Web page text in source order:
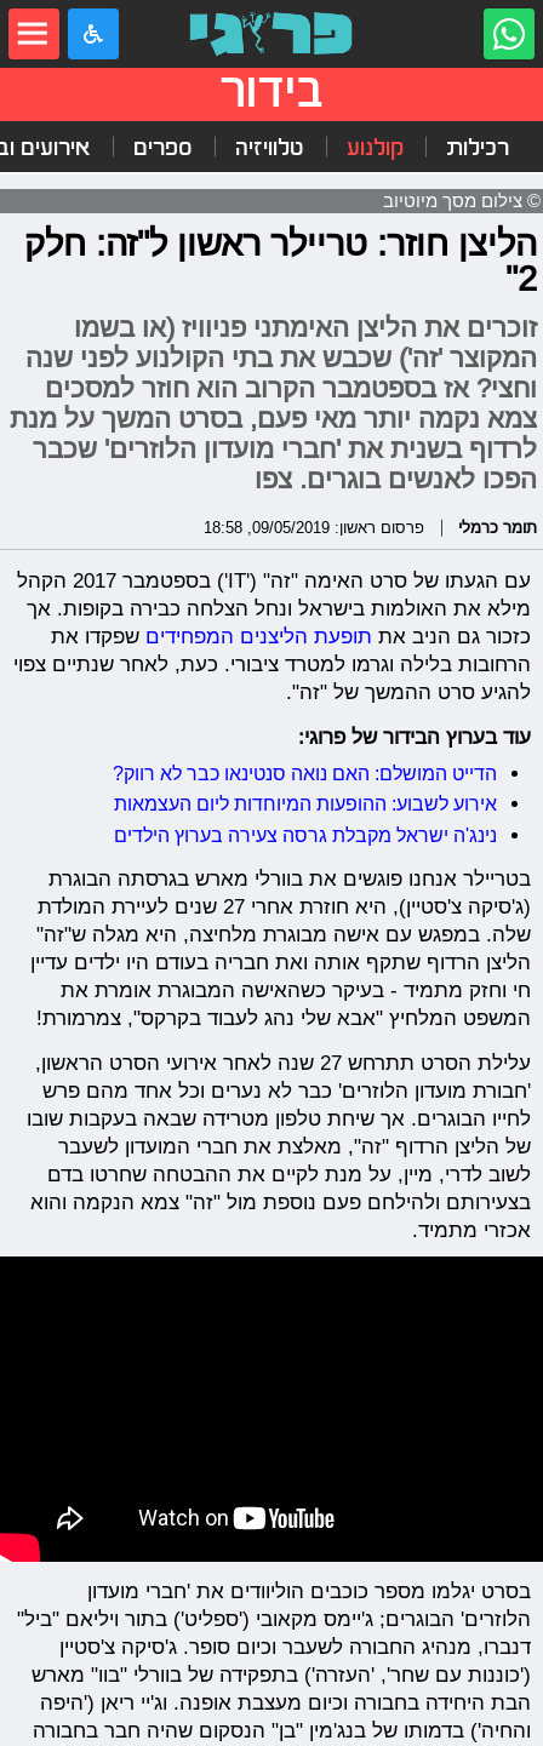
בידור
רכילות קולנוע טלוויזיה ספרים אירועים
© צילום מסך מיוטיוב
הליצן חוזר: טריילר ראשון ל"זה: חלק
2"
זוכרים את הליצן האימתני פניוויז (או בשמו
המקוצר 'זה') שכבש את בתי הקולנוע לפני שנה
וחצי? אז בספטמבר הקרוב הוא חוזר למסכים
צמא נקמה יותר מאי פעם, בסרט המשך על מנת
לרדוף בשנית את 'חברי מועדון הלוזרים' שכבר
הפכו לאנשים בוגרים. צפו
תומר כרמלי פרסום ראשון: 09/05/2019, 18:58
עם הגעתו של סרט האימה "זה" ('IT') בספטמבר 2017 הקהל
מילא את האולמות בישראל ונחל הצלחה כבירה בקופות. אך
כזכור גם הניב את תופעת הליצנים המפחידים שפקדו את
הרחובות בלילה וגרמו למטרד ציבורי. כעת, לאחר שנתיים צפוי
להגיע סרט ההמשך של "זה".
עוד בערוץ הבידור של פרוגי:
הדייט המושלם: האם נואה סנטינאו כבר לא רווק?
אירוע לשבוע: ההופעות המיוחדות ליום העצמאות
נינג'ה ישראל מקבלת גרסה צעירה בערוץ הילדים
בטריילר אנחנו פוגשים את בוורלי מארש בגרסתה הבוגרת
(ג'סיקה צ'סטיין), היא חוזרת אחרי 27 שנים לעיירת המולדת
שלה. במפגש עם אישה מבוגרת מלחיצה, היא מגלה ש"זה"
הליצן הרדוף שתקף אותה ואת חבריה בעודם היו ילדים עדיין
חי וחזק מתמיד - בעיקר כשהאישה המבוגרת אומרת את
המשפט המלחיץ "אבא שלי נהג לעבוד בקרקס", צמרמורת!
עלילת הסרט תתרחש 27 שנה לאחר אירועי הסרט הראשון,
'חבורת מועדון הלוזרים' כבר לא נערים וכל אחד מהם פרש
לחייו הבוגרים. אך שיחת טלפון מטרידה שבאה בעקבות שובו
של הליצן הרדוף "זה", מאלצת את חברי המועדון לשעבר
לשוב לדרי, מיין, על מנת לקיים את ההבטחה שחרטו בדם
בצעירותם ולהילחם פעם נוספת מול "זה" צמא הנקמה והוא
אכזרי מתמיד.
בסרט יגלמו מספר כוכבים הוליוודים את 'חברי מועדון
הלוזרים' הבוגרים; ג'יימס מקאובי ('ספליט') בתור ויליאם "ביל"
דנברו, מנהיג החבורה לשעבר וכיום סופר. ג'סיקה צ'סטיין
('כוננות עם שחר', 'העזרה') בתפקידה של בוורלי "בוו" מארש
הבת היחידה בחבורה וכיום מעצבת אופנה. וג'יי ריאן ('היפה
והחיה') בדמותו של בנג'מין "בן" הנסקום שהיה חבר בחבורה